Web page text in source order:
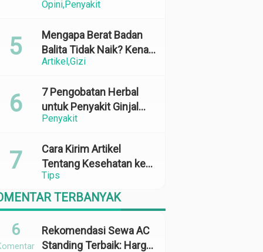
Opini Penyakit
Perubahan Cuaca yang
ArtikelGizi
Mengapa Berat Badan
Balita Tidak Naik? Kenali
Penyebab dan Solusinya
Penyakit
7 Pengobatan Herbal
untuk Penyakit Ginjal
yang Terbukti Efektif
Tips
Cara Kirim Artikel
Tentang Kesehatan ke
Media Online: 100%
TerbitTERBANYAK
Rekomendasi Sewa AC
Standing Terbaik: Harga,
6